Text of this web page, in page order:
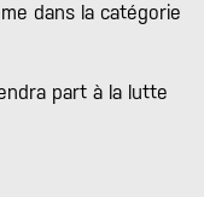
dans la catégorie
part à la lutte